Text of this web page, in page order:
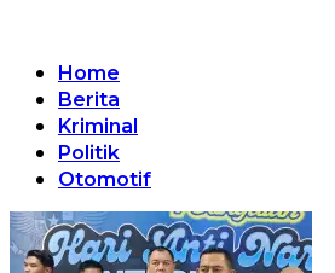
Home
Berita
Kriminal
Politik
Otomotif